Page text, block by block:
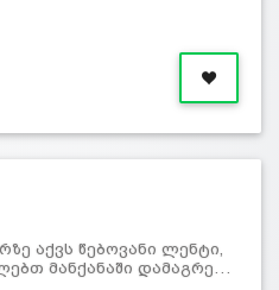
აქვს წებოვანი ლენტი,
მანქანაში დამაგრე…